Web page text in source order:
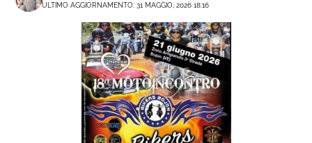
ULTIMO AGGIORNAMENTO: 31 MAGGIO, 2026 18:16